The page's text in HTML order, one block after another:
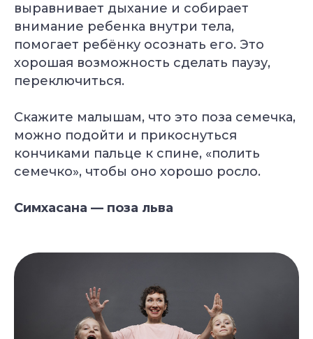
выравнивает дыхание и собирает
внимание ребенка внутри тела,
помогает ребёнку осознать его. Это
хорошая возможность сделать паузу,
переключиться.
Скажите малышам, что это поза семечка,
можно подойти и прикоснуться
кончиками пальце к спине, «полить
семечко», чтобы оно хорошо росло.
Симхасана — поза льва